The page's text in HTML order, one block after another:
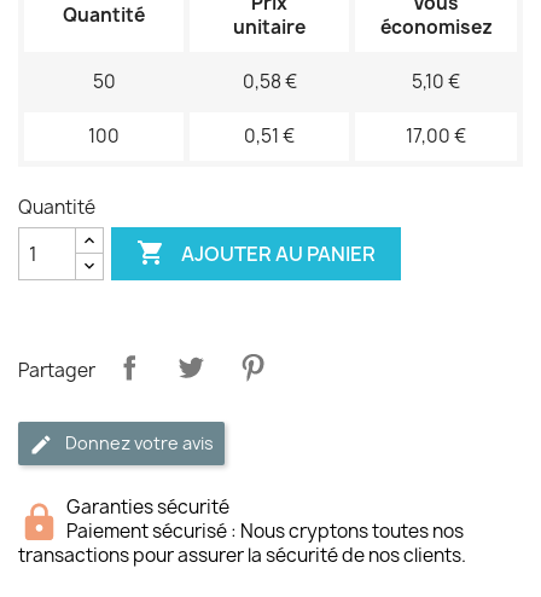
Quantité
unitaire
économisez
50 0,58 € 5,10 €
100 0,51 € 17,00 €
Quantité
 AJOUTER AU PANIER
Partager
Donnez votre avis
Garanties sécurité
Paiement sécurisé : Nous cryptons toutes nos
transactions pour assurer la sécurité de nos clients.